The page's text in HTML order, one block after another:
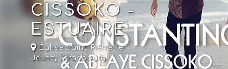
CISSOKO -
ESTUAIRE
Église Saint-Pierre-le-
Jeune, Strasbourg